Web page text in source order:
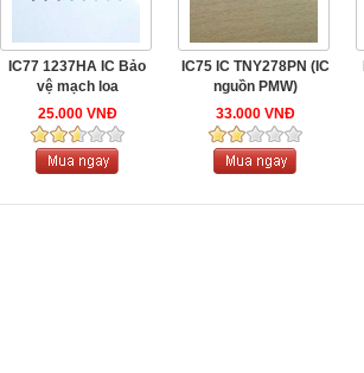
IC77 1237HA IC Bảo
vệ mạch loa
25.000 VNĐ
IC75 IC TNY278PN (IC
nguồn PMW)
33.000 VNĐ